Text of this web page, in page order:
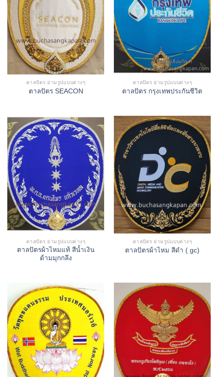
ตาลปัตร ย่ามรูปแบบต่างๆ
ตาลปัตร SEACON
ตาลปัตร ย่ามรูปแบบต่างๆ
ตาลปัตร กรุงเทพประกันชีวิต
ตาลปัตร ย่ามรูปแบบต่างๆ
ตาลปัตรผ้าไหมแท้ สีน้ำเงิน
ด้ามมุกกลึง
ตาลปัตร ย่ามรูปแบบต่างๆ
ตาลปัตรผ้าไหม สีดำ ( gc)